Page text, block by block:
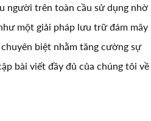
người trên toàn cầu sử dụng nhờ
một giải pháp lưu trữ đám mây
biệt nhằm tăng cường sự
bài viết đầy đủ của chúng tôi về